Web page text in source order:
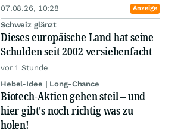
07.08.26, 10:28 Anzeige
Schweiz glänzt
Dieses europäische Land hat seine
Schulden seit 2002 versiebenfacht
vor 1 Stunde
Hebel-Idee | Long-Chance
Biotech-Aktien gehen steil – und
hier gibt's noch richtig was zu
holen!